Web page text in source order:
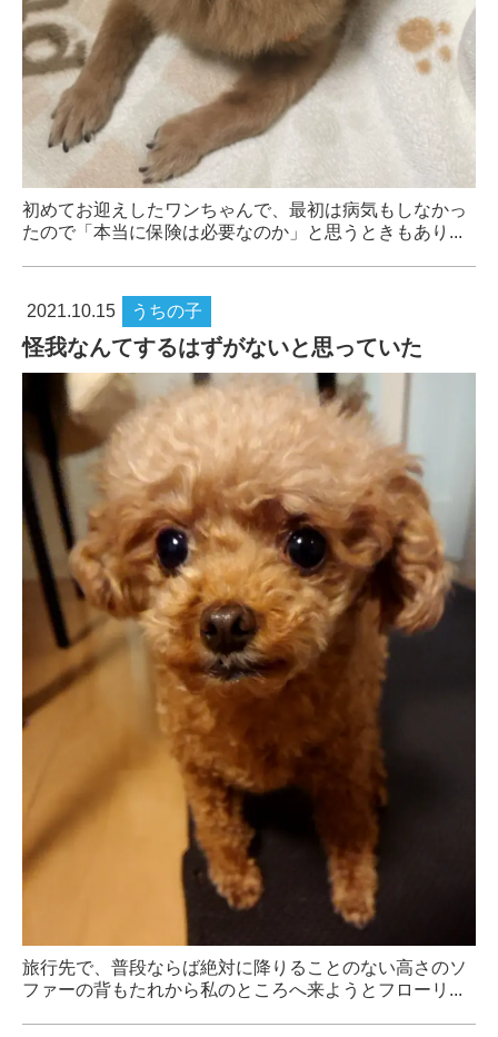
初めてお迎えしたワンちゃんで、最初は病気もしなかっ
たので「本当に保険は必要なのか」と思うときもあり...
2021.10.15 うちの子
怪我なんてするはずがないと思っていた
旅行先で、普段ならば絶対に降りることのない高さのソ
ファーの背もたれから私のところへ来ようとフローリ...